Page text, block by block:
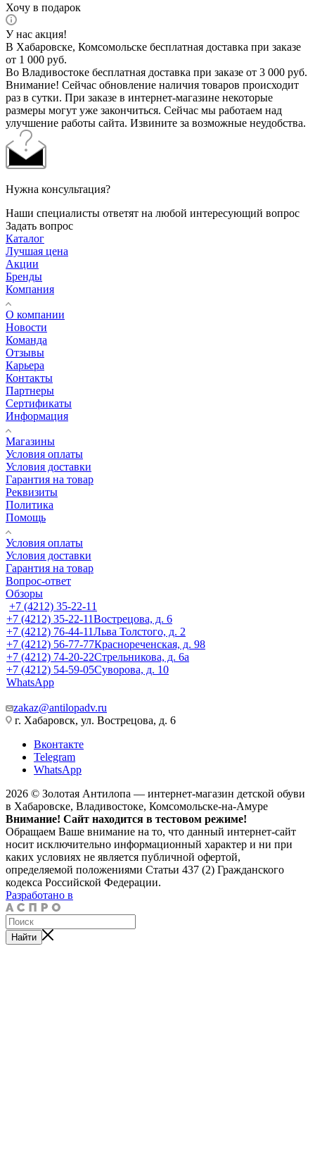
Хочу в подарок
У нас акция!
В Хабаровске, Комсомольске бесплатная доставка при заказе
от 1 000 руб.
Во Владивостоке бесплатная доставка при заказе от 3 000 руб.
Внимание! Сейчас обновление наличия товаров происходит
раз в сутки. При заказе в интернет-магазине некоторые
размеры могут уже закончиться. Сейчас мы работаем над
улучшение работы сайта. Извините за возможные неудобства.
Нужна консультация?
Наши специалисты ответят на любой интересующий вопрос
Задать вопрос
Каталог
Лучшая цена
Акции
Бренды
Компания
О компании
Новости
Команда
Отзывы
Карьера
Контакты
Партнеры
Сертификаты
Информация
Магазины
Условия оплаты
Условия доставки
Гарантия на товар
Реквизиты
Политика
Помощь
Условия оплаты
Условия доставки
Гарантия на товар
Вопрос-ответ
Обзоры
+7 (4212) 35-22-11
+7 (4212) 35-22-11Вострецова, д. 6
+7 (4212) 76-44-11Льва Толстого, д. 2
+7 (4212) 56-77-77Краснореченская, д. 98
+7 (4212) 74-20-22Стрельникова, д. 6а
+7 (4212) 54-59-05Суворова, д. 10
WhatsApp
zakaz@antilopadv.ru
г. Хабаровск, ул. Вострецова, д. 6
Вконтакте
Telegram
WhatsApp
2026 © Золотая Антилопа — интернет-магазин детской обуви
в Хабаровске, Владивостоке, Комсомольске-на-Амуре
Внимание! Сайт находится в тестовом режиме!
Обращаем Ваше внимание на то, что данный интернет-сайт
носит исключительно информационный характер и ни при
каких условиях не является публичной офертой,
определяемой положениями Статьи 437 (2) Гражданского
кодекса Российской Федерации.
Разработано в
Найти